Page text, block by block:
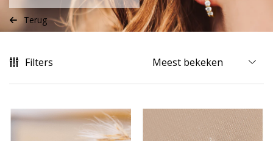
Terug
Filters